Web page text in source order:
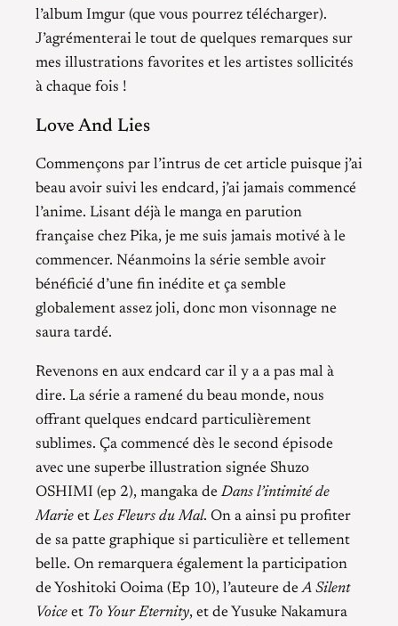
l’album Imgur (que vous pourrez télécharger).
J’agrémenterai le tout de quelques remarques sur
mes illustrations favorites et les artistes sollicités
à chaque fois !
Love And Lies
Commençons par l’intrus de cet article puisque j’ai
beau avoir suivi les endcard, j’ai jamais commencé
l’anime. Lisant déjà le manga en parution
française chez Pika, je me suis jamais motivé à le
commencer. Néanmoins la série semble avoir
bénéficié d’une fin inédite et ça semble
globalement assez joli, donc mon visonnage ne
saura tardé.
Revenons en aux endcard car il y a a pas mal à
dire. La série a ramené du beau monde, nous
offrant quelques endcard particulièrement
sublimes. Ça commencé dès le second épisode
avec une superbe illustration signée Shuzo
OSHIMI (ep 2), mangaka de Dans l’intimité de
Marie et Les Fleurs du Mal. On a ainsi pu profiter
de sa patte graphique si particulière et tellement
belle. On remarquera également la participation
de Yoshitoki Ooima (Ep 10), l’auteure deA Silent
Voice et To Your Eternity, et de Yusuke Nakamura